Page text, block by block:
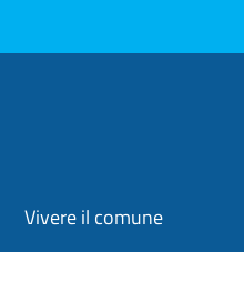
Vivere il comune